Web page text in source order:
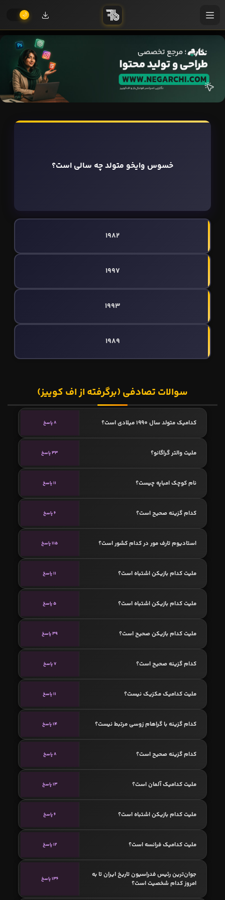
خسوس وایخو متولد چه سالی است؟
1982
1997
1993
1989
سوالات تصادفی (برگرفته از اف کوییز)
کدامیک متولد سال 1990 میلادی است؟ 8 پاسخ
ملیت والتر گراگانو؟ 33 پاسخ
نام کوچک امباپه چیست؟ 11 پاسخ
کدام گزینه صحیح است؟ 6 پاسخ
استادیوم تارف مور در کدام کشور است؟ 115 پاسخ
ملیت کدام بازیکن اشتباه است؟ 11 پاسخ
ملیت کدام بازیکن اشتباه است؟ 5 پاسخ
ملیت کدام بازیکن صحیح است؟ 39 پاسخ
کدام گزینه صحیح است؟ 7 پاسخ
ملیت کدامیک مکزیک نیست؟ 11 پاسخ
کدام گزینه با گراهام زوسی مرتبط نیست؟ 14 پاسخ
کدام گزینه صحیح است؟ 8 پاسخ
ملیت کدامیک آلمان است؟ 13 پاسخ
ملیت کدام بازیکن اشتباه است؟ 6 پاسخ
ملیت کدامیک فرانسه است؟ 12 پاسخ
جوان‌ترین رئیس فدراسیون تاریخ ایران تا به
امروز کدام شخصیت است؟
136 پاسخ